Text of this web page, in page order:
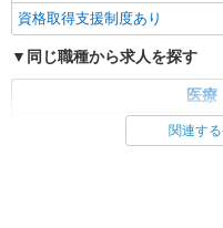
資格取得支援制度あり
同じ職種から求人を探す
医療
関連す